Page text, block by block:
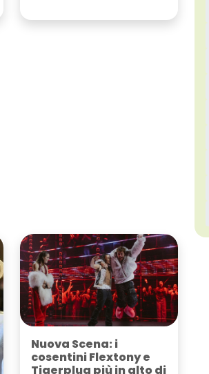
Nuova Scena: i
cosentini Flextony e
Tigerplug più in alto di